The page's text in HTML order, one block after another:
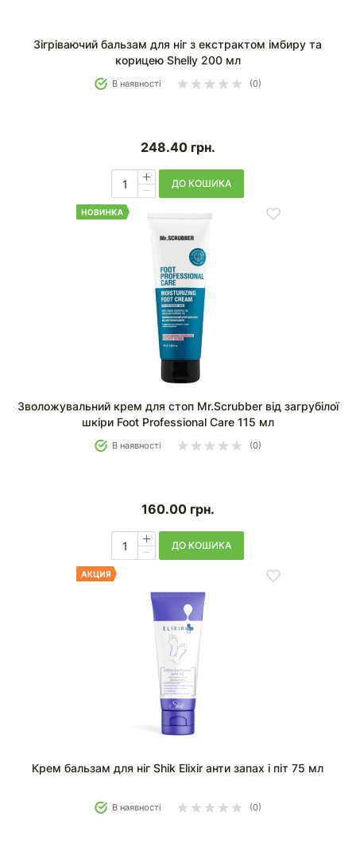
Зігріваючий бальзам для ніг з екстрактом імбиру та
корицею Shelly 200 мл
В наявності (0)
248.40 грн.
ДО КОШИКА
Зволожувальний крем для стоп Mr.Scrubber від загрубілої
шкіри Foot Professional Care 115 мл
В наявності (0)
160.00 грн.
ДО КОШИКА
Крем бальзам для ніг Shik Elixir анти запах і піт 75 мл
В наявності (0)